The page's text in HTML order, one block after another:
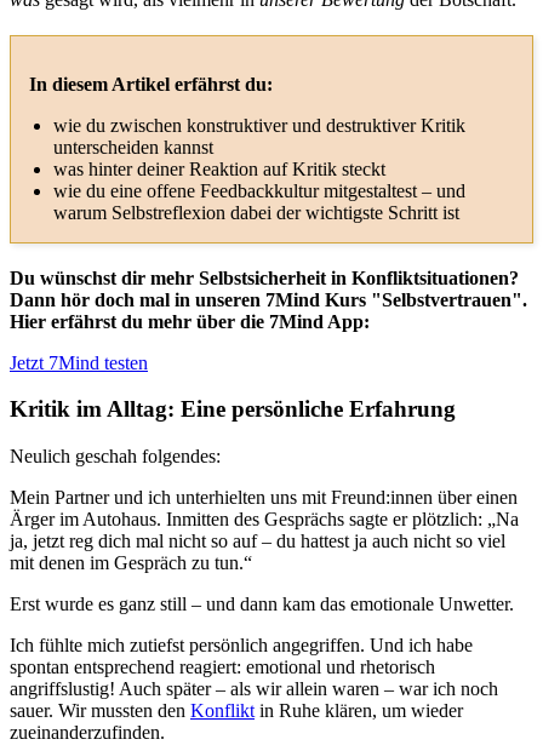
In diesem Artikel erfährst du:
wie du zwischen konstruktiver und destruktiver Kritik
unterscheiden kannst
was hinter deiner Reaktion auf Kritik steckt
wie du eine offene Feedbackkultur mitgestaltest – und
warum Selbstreflexion dabei der wichtigste Schritt ist
Du wünschst dir mehr Selbstsicherheit in Konfliktsituationen?
Dann hör doch mal in unseren 7Mind Kurs "Selbstvertrauen".
Hier erfährst du mehr über die 7Mind App:
Jetzt 7Mind testen
Kritik im Alltag: Eine persönliche Erfahrung
Neulich geschah folgendes:
Mein Partner und ich unterhielten uns mit Freund:innen über einen
Ärger im Autohaus. Inmitten des Gesprächs sagte er plötzlich: „Na
ja, jetzt reg dich mal nicht so auf – du hattest ja auch nicht so viel
mit denen im Gespräch zu tun.“
Erst wurde es ganz still – und dann kam das emotionale Unwetter.
Ich fühlte mich zutiefst persönlich angegriffen. Und ich habe
spontan entsprechend reagiert: emotional und rhetorisch
angriffslustig! Auch später – als wir allein waren – war ich noch
sauer. Wir mussten den Konflikt in Ruhe klären, um wieder
zueinanderzufinden.